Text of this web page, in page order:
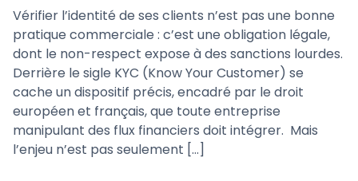
Vérifier l’identité de ses clients n’est pas une bonne
pratique commerciale : c’est une obligation légale,
dont le non-respect expose à des sanctions lourdes.
Derrière le sigle KYC (Know Your Customer) se
cache un dispositif précis, encadré par le droit
européen et français, que toute entreprise
manipulant des flux financiers doit intégrer. Mais
l’enjeu n’est pas seulement […]